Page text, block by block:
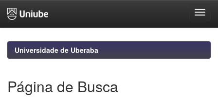
navigationUniversidade de Uberaba
Página de Busca